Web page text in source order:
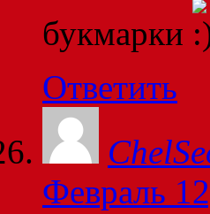
букмарки
Ответить
Февраль